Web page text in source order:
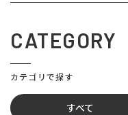
CATEGORY
カテゴリで探す
すべて